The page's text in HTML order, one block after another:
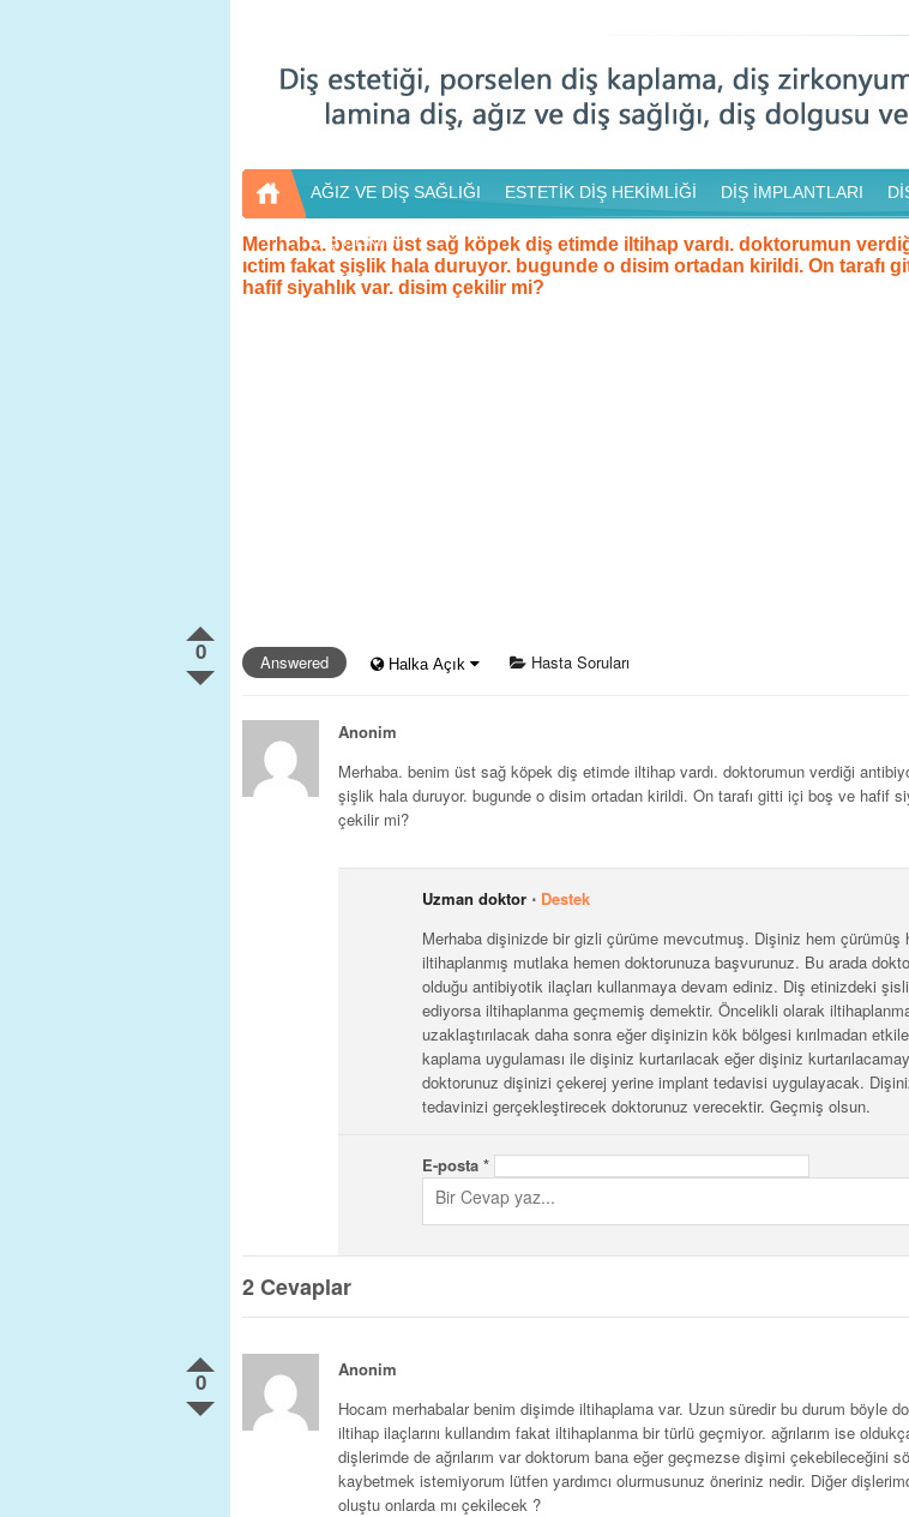
AĞIZ VE DİŞ SAĞLIĞI ESTETİK DİŞ HEKİMLİĞİ DİŞ İMPLANTLARI
DİŞ HEKİMİ
Merhaba. benim üst sağ köpek diş etimde iltihap vardı. doktorumun
ıctim fakat şişlik hala duruyor. bugunde o disim ortadan kirildi. On tarafı
hafif siyahlık var. disim çekilir mi?
0 Answered Halka Açık Hasta Soruları
Anonim
Merhaba. benim üst sağ köpek diş etimde iltihap vardı. doktorumun verdiği
şişlik hala duruyor. bugunde o disim ortadan kirildi. On tarafı gitti içi boş ve hafif
çekilir mi?
Uzman doktor ⋅ Destek
Merhaba dişinizde bir gizli çürüme mevcutmuş. Dişiniz hem çürümüş
iltihaplanmış mutlaka hemen doktorunuza başvurunuz. Bu arada
olduğu antibiyotik ilaçları kullanmaya devam ediniz. Diş etinizdeki
ediyorsa iltihaplanma geçmemiş demektir. Öncelikli olarak
uzaklaştırılacak daha sonra eğer dişinizin kök bölgesi kırılmadan
kaplama uygulaması ile dişiniz kurtarılacak eğer dişiniz
doktorunuz dişinizi çekerej yerine implant tedavisi uygulayacak.
tedavinizi gerçekleştirecek doktorunuz verecektir. Geçmiş olsun.
E-posta *
2Cevaplar
0
Anonim
Hocam merhabalar benim dişimde iltihaplama var. Uzun süredir bu durum böyle
iltihap ilaçlarını kullandım fakat iltihaplanma bir türlü geçmiyor. ağrılarım ise
dişlerimde de ağrılarım var doktorum bana eğer geçmezse dişimi çekebileceğini
kaybetmek istemiyorum lütfen yardımcı olurmusunuz öneriniz nedir. Diğer
oluştu onlarda mı çekilecek ?